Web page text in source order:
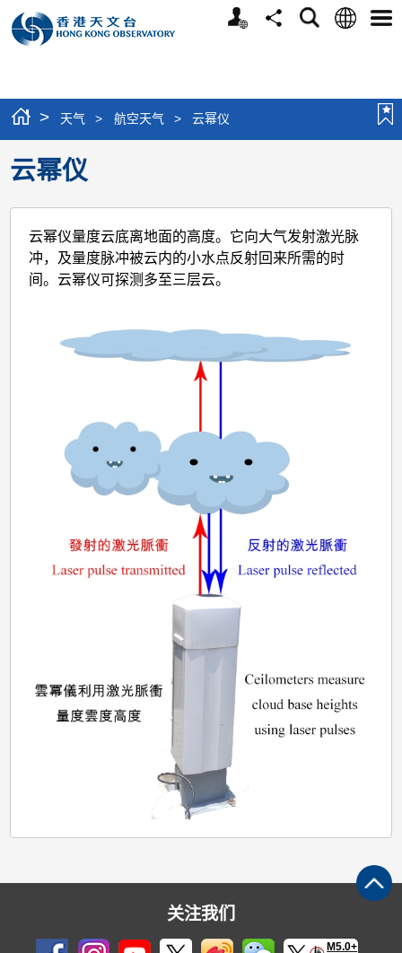
个
分
搜
语
选
> 天气 > 航空天气 > 云幂仪
云幂仪
云幂仪量度云底离地面的高度。它向大气发射激光脉
冲，及量度脉冲被云内的小水点反射回来所需的时
间。云幂仪可探测多至三层云。
关注我们
M5.0+